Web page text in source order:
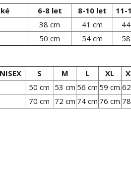
6-8 let 8-10 let
11-
38 cm 41 cm
50 cm 54 cm
S M L XL
50 cm 53 cm 56 cm 59 cm
70 cm 72 cm 74 cm 76 cm